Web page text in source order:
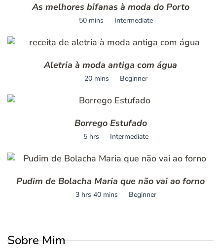
As melhores bifanas à moda do Porto
50 mins Intermediate
Aletria à moda antiga com água
20 mins Beginner
Borrego Estufado
5 hrs Intermediate
Pudim de Bolacha Maria que não vai ao forno
3 hrs 40 mins Beginner
Sobre Mim